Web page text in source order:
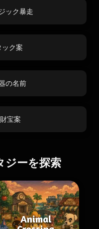
ック暴走
ク案
の名前
宝案
ジーを探索
Animal